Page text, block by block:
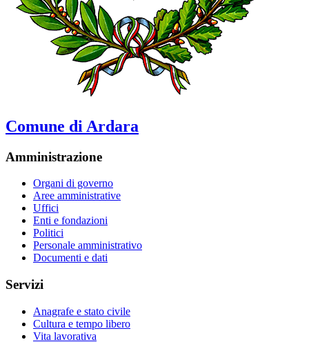
Comune di Ardara
Amministrazione
Organi di governo
Aree amministrative
Uffici
Enti e fondazioni
Politici
Personale amministrativo
Documenti e dati
Servizi
Anagrafe e stato civile
Cultura e tempo libero
Vita lavorativa